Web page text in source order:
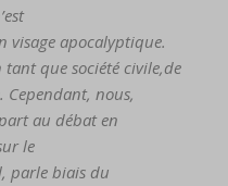
visage apocalyptique.
tant que société civile,de
Cependant, nous,
au débat en
le
parle biais du